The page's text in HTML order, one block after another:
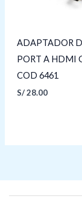
ADAPTADOR
PORT A HDMI
COD 6461
S/28.00